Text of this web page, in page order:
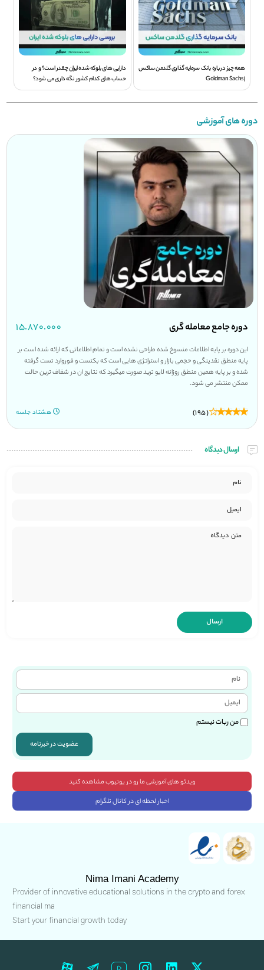
همه چیز درباره بانک سرمایه گذاری گلدمن ساکس
| Goldman Sachs
دارایی های بلوکه شده ایران چقدر است؟ و در
حساب های کدام کشور نگه داری می شود؟
دوره های آموزشی
دوره جامع معامله گری ۱۵.۸۷۰.۰۰۰
این دوره بر پایه اطلاعات منسوخ شده طراحی نشده است و تمام اطلاعاتی که ارائه شده است بر
پایه منطق نقدینگی و حجمی بازار و استراتژی هایی است که بکتست و فوروارد تست گرفته
شده و بر پایه همین منطق روزانه لایو ترید صورت میگیرد که نتایج ان در شفاف ترین حالت
ممکن منتشر می شود.
(195) هشتاد جلسه
ارسال دیدگاه
من ربات نیستم
عضویت در خبرنامه
ویدئو های آموزشی ما رو در یوتیوب مشاهده کنید
اخبار لحظه ای در کانال تلگرام
Nima Imani Academy
Provider of innovative educational solutions in the crypto and forex
financial ma
Start your financial growth today